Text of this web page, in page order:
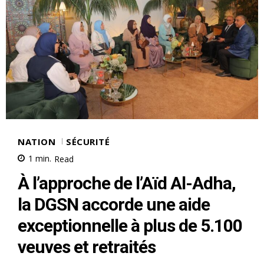
NATION SÉCURITÉ
1 min. Read
À l’approche de l’Aïd Al-Adha,
la DGSN accorde une aide
exceptionnelle à plus de 5.100
veuves et retraités